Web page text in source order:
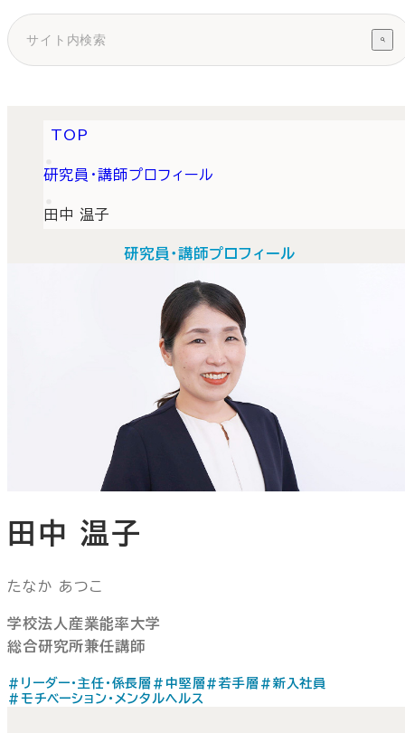
TOP
研究員・講師プロフィール
田中 温子
研究員・講師プロフィール
田中 温子
たなか あつこ
学校法人産業能率大学
総合研究所兼任講師
#リーダー・主任・係長層 #中堅層 #若手層 #新入社員
#モチベーション・メンタルヘルス